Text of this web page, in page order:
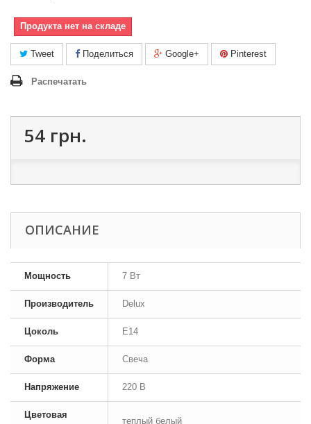
Продукта нет на складе
Tweet Поделиться Google+ Pinterest
Распечатать
54 грн.
ОПИСАНИЕ
Мощность 7 Вт
Производитель Delux
Цоколь E14
Форма Свеча
Напряжение 220 В
Цветовая
теплый белый